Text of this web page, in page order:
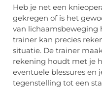
Heb je net een
gekregen of is het
van lichaamsbeweging
trainer kan precies
situatie. De trainer
rekening houdt met je
eventuele blessures en
tegenstelling tot een